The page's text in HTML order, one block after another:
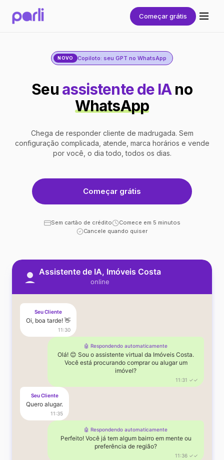
Começar grátis
NOVO Copiloto: seu GPT no WhatsApp
Seu assistente de IAno
WhatsApp
Chega de responder cliente de madrugada. Sem
configuração complicada, atende, marca horários e vende
por você, o dia todo, todos os dias.
Começar grátis
Sem cartão de crédito
Comece em 5 minutos
Cancele quando quiser
Assistente de IA, Imóveis Costa
online
Seu Cliente
Oi, boa tarde! 👋
11:30
🤖 Respondendo automaticamente
Olá! 😊 Sou o assistente virtual da Imóveis Costa.
Você está procurando comprar ou alugar um
imóvel?
11:31 ✓✓
Seu Cliente
Quero alugar.
11:35
🤖 Respondendo automaticamente
Perfeito! Você já tem algum bairro em mente ou
preferência de região?
11:36 ✓✓